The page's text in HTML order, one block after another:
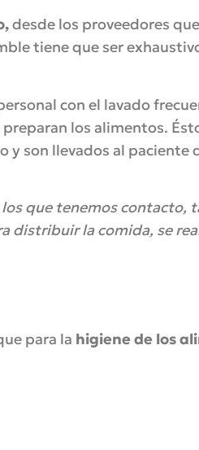
desde los proveedores
tiene que ser
con el lavado
los alimentos.
son llevados al paciente
que tenemos contacto,
distribuir la comida, se
para la higiene de los